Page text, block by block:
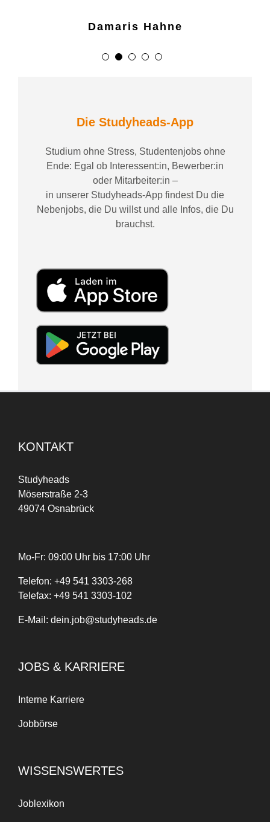
nach Fragen. Ich fühle mich
gut aufgehoben und
Damaris Hahne
Sima Shivan
frei von jeglichem Druck,
das das gefällt mir am
Kader Aydin
Die Studyheads-App
Studium ohne Stress, Studentenjobs ohne
Ende: Egal ob Interessent:in, Bewerber:in
oder Mitarbeiter:in –
in unserer Studyheads-App findest Du die
Nebenjobs, die Du willst und alle Infos, die Du
brauchst.
KONTAKT
Studyheads
Möserstraße 2-3
49074 Osnabrück
Mo-Fr: 09:00 Uhr bis 17:00 Uhr
Telefon: +49 541 3303-268
Telefax: +49 541 3303-102
E-Mail: dein.job@studyheads.de
JOBS & KARRIERE
Interne Karriere
Jobbörse
WISSENSWERTES
Joblexikon